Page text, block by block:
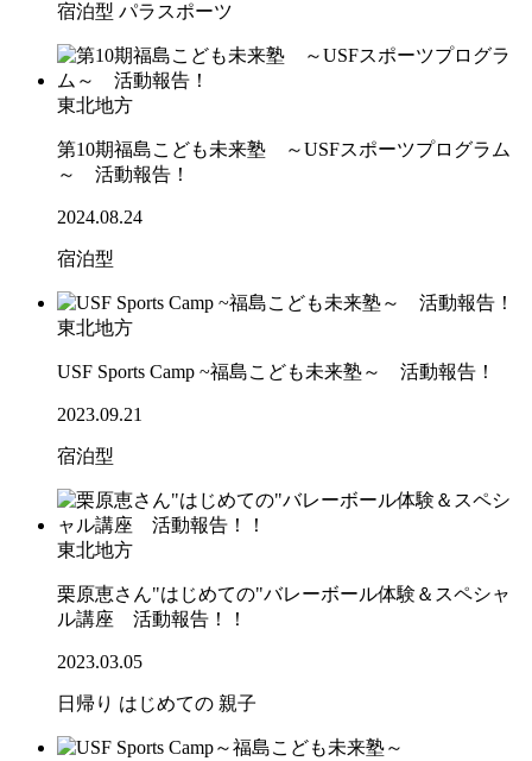
宿泊型 パラスポーツ
東北地方
第10期福島こども未来塾 ～USFスポーツプログラム
～ 活動報告！
2024.08.24
宿泊型
東北地方
USF Sports Camp ~福島こども未来塾～ 活動報告！
2023.09.21
宿泊型
東北地方
栗原恵さん"はじめての"バレーボール体験＆スペシャ
ル講座 活動報告！！
2023.03.05
日帰り はじめての 親子